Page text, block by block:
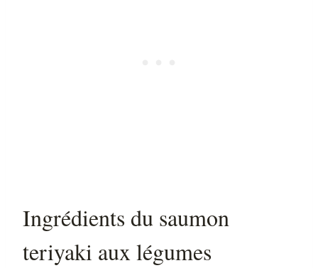
Ingrédients du saumon
teriyaki aux légumes